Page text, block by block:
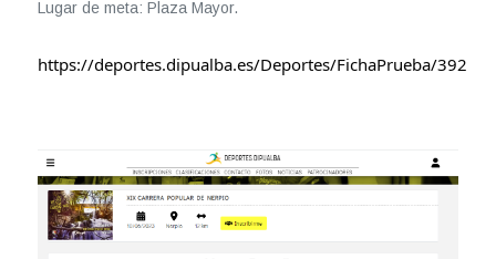
Lugar de meta: Plaza Mayor.
https://deportes.dipualba.es/Deportes/FichaPrueba/392